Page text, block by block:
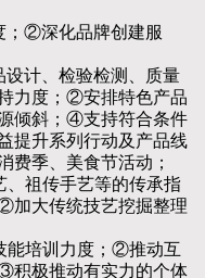
②深化品牌创建服
计、检验检测、质量
力度；②安排特色产品
倾斜；④支持符合条件
提升系列行动及产品线
费季、美食节活动；
祖传手艺等的传承指
加大传统技艺挖掘整理
培训力度；②推动互
积极推动有实力的个体